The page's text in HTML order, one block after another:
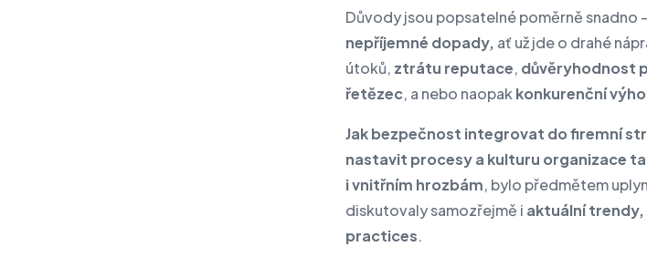
Důvody jsou popsatelné poměrně snadno
nepříjemné dopady, ať už jde o drahé
útoků, ztrátu reputace, důvěryhodnost
řetězec, a nebo naopak konkurenční
Jak bezpečnost integrovat do firemní
nastavit procesy a kulturu organizace
i vnitřním hrozbám, bylo předmětem
diskutovaly samozřejmě i aktuální
practices.